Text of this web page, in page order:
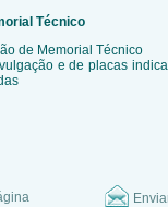
Técnico
de Memorial Técnico
e de placas